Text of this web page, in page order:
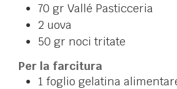
70 gr Vallé Pasticceria
2 uova
50 gr noci tritate
Per la farcitura
1 foglio gelatina